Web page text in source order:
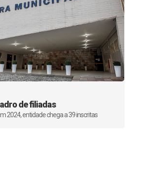
de filiadas
2024, entidade chega a 39 inscritas